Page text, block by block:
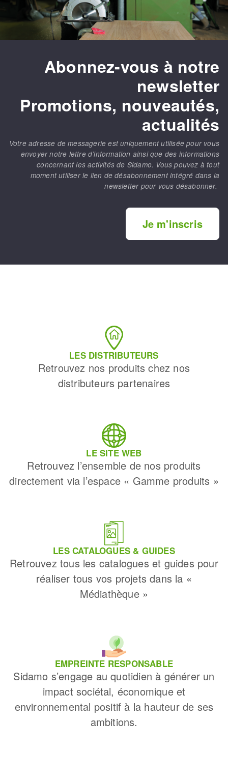
Abonnez-vous à notre
newsletter
Promotions, nouveautés,
actualités
Votre adresse de messagerie est uniquement utilisée pour vous
envoyer notre lettre d’information ainsi que des informations
concernant les activités de Sidamo. Vous pouvez à tout
moment utiliser le lien de désabonnement intégré dans la
newsletter pour vous désabonner.
Je m'inscris
LES DISTRIBUTEURS
Retrouvez nos produits chez nos
distributeurs partenaires
LE SITE WEB
Retrouvez l’ensemble de nos produits
directement via l’espace « Gamme produits »
LES CATALOGUES & GUIDES
Retrouvez tous les catalogues et guides pour
réaliser tous vos projets dans la «
Médiathèque »
EMPREINTE RESPONSABLE
Sidamo s’engage au quotidien à générer un
impact sociétal, économique et
environnemental positif à la hauteur de ses
ambitions.